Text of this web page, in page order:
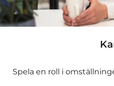
Spela en roll i